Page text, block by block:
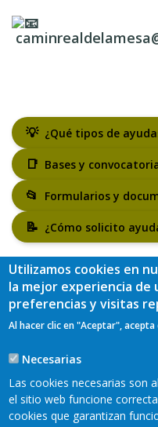
💡 ¿Qué tipos de
📑 Bases y
📂 Formularios y
📝 ¿Cómo solicito
Utilizamos cookies en
la mejor experiencia de
preferencias y visitas
Al hacer clic en "Aceptar",
Necesarias
Las cookies necesarias son
el sitio web funcione
cookies que garantizan